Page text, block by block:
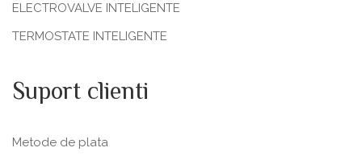
ELECTROVALVE INTELIGENTE
TERMOSTATE INTELIGENTE
Suport clienti
Metode de plata